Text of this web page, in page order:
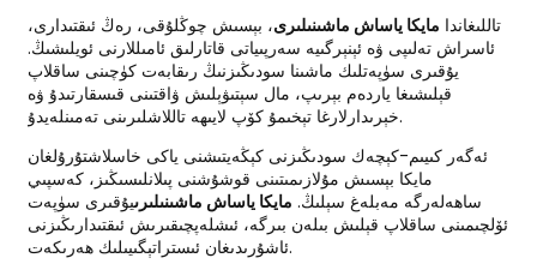
تاللىغاندا مايكا ياساش ماشىنىلىرى، بېسىش چوڭلۇقى، رەڭ ئىقتىدارى،
ئاسراش تەلىپى ۋە ئېنېرگىيە سەرپىياتى قاتارلىق ئامىللارنى ئويلىشىڭ.
يۇقىرى سۈپەتلىك ماشىنا سودىڭىزنىڭ رىقابەت كۈچىنى ساقلاپ
قېلىشىغا ياردەم بېرىپ، مال سېتىۋېلىش ۋاقتىنى قىسقارتىدۇ ۋە
خېرىدارلارغا تېخىمۇ كۆپ لايىھە تاللاشلىرىنى تەمىنلەيدۇ.
ئەگەر كىيىم-كېچەك سودىڭىزنى كېڭەيتىشنى ياكى خاسلاشتۇرۇلغان
مايكا بېسىش مۇلازىمىتىنى قوشۇشنى پىلانلىسىڭىز، كەسپىي
ساھەلەرگە مەبلەغ سېلىڭ. مايكا ياساش ماشىنىلىرىيۇقىرى سۈپەت
ئۆلچىمىنى ساقلاپ قېلىش بىلەن بىرگە، ئىشلەپچىقىرىش ئىقتىدارىڭىزنى
ئاشۇرىدىغان ئىستراتېگىيىلىك ھەرىكەت.